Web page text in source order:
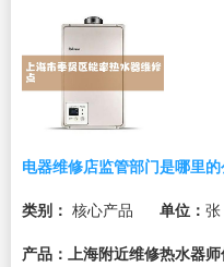
电器维修店监管部门是哪里的
类别： 核心产品 单位： 张
产品：上海附近维修热水器